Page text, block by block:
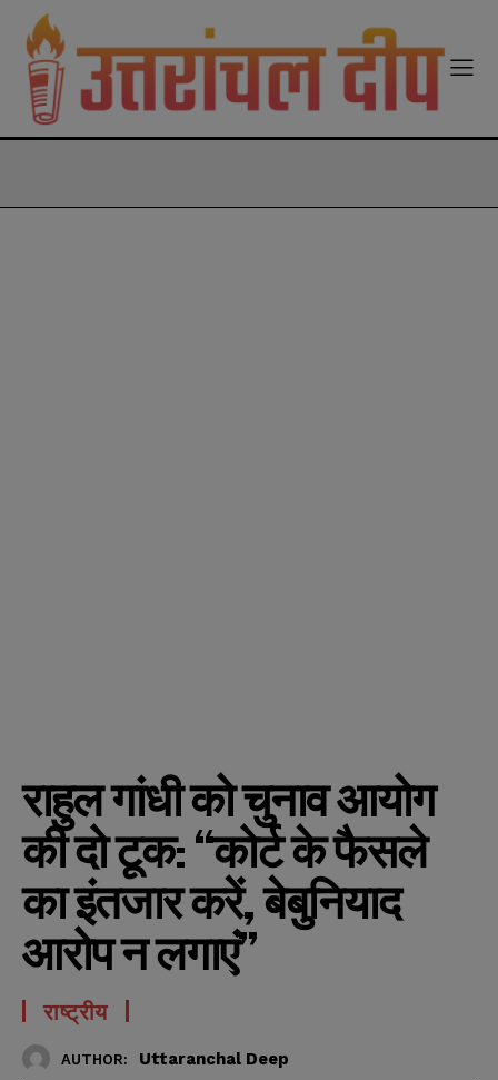
राहुल गांधी को चुनाव आयोग
की दो टूक: “कोर्ट के फैसले
का इंतजार करें, बेबुनियाद
आरोप न लगाएं”
राष्ट्रीय
AUTHOR: Uttaranchal Deep